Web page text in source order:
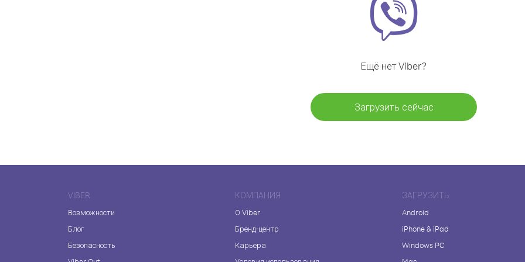
Ещё нет Viber?
Загрузить сейчас
VIBER
Возможности
Блог
Безопасность
КОМПАНИЯ
О Viber
Бренд-центр
Карьера
ЗАГРУЗИТЬ
Android
iPhone & iPad
Windows PC